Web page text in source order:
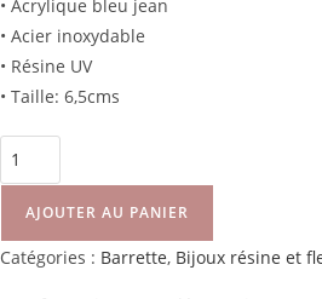
• Acrylique bleu jean
• Acier inoxydable
• Résine UV
• Taille: 6,5cms
AJOUTER AU PANIER
Catégories : Barrette, Bijoux résine et